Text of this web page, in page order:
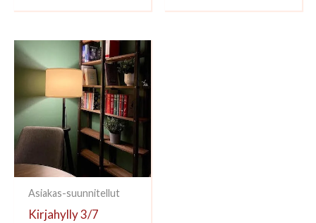
Asiakas-suunnitellut
Kirjahylly 3/7